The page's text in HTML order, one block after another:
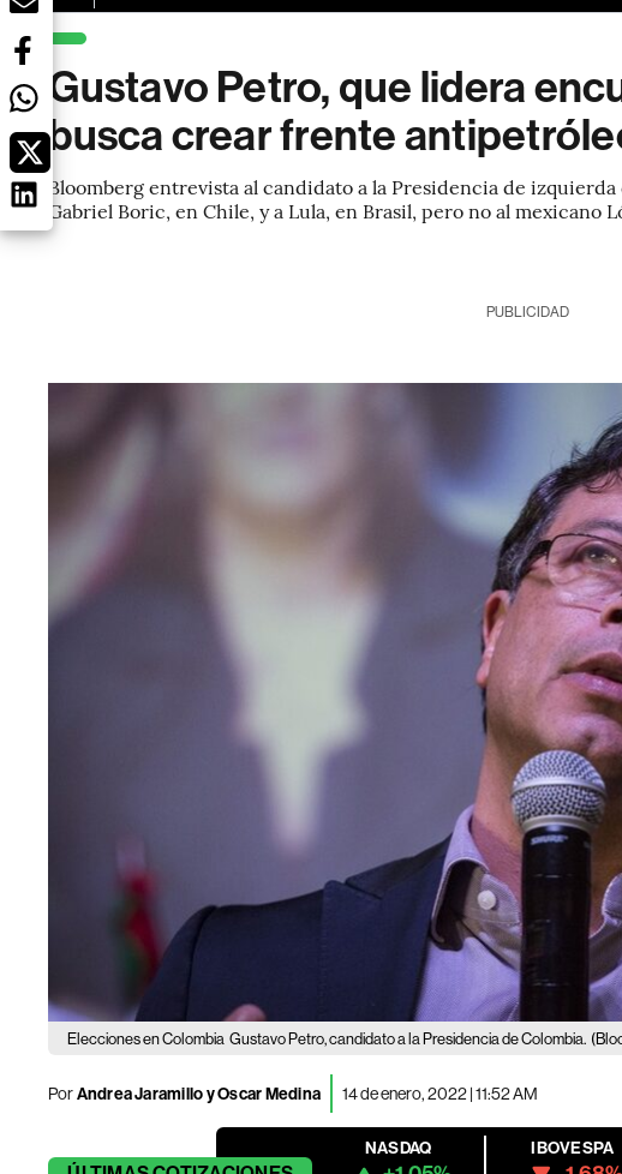
Gustavo Petro, que lidera
busca crear frente
Bloomberg entrevista al candidato a la Presidencia de
Gabriel Boric, en Chile, y a Lula, en Brasil, pero no al mexicano
PUBLICIDAD
Elecciones en Colombia Gustavo Petro, candidato a la Presidencia de Colombia.
PorAndrea Jaramillo y Oscar Medina 14 de enero, 2022 | 11:52 AM
NASDAQ IBOVESPA